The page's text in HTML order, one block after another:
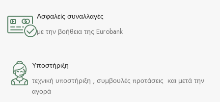
Ασφαλείς συναλλαγές
με την βοήθεια της Eurobank
Υποστήριξη
τεχνική υποστήριξη , συμβουλές προτάσεις και μετά την
αγορά